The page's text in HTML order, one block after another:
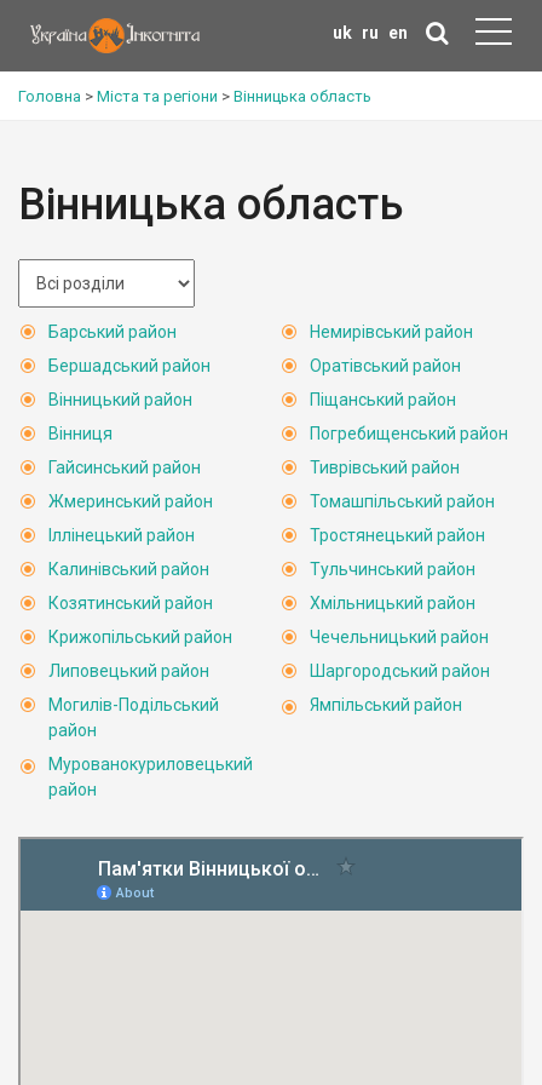
uk ru en
Головна > Міста та регіони > Вінницька область
Вінницька область
Барський район
Бершадський район
Вінницький район
Вінниця
Гайсинський район
Жмеринський район
Іллінецький район
Калинівський район
Козятинський район
Крижопільський район
Липовецький район
Могилів-Подільський
район
Мурованокуриловецький
район
Немирівський район
Оратівський район
Піщанський район
Погребищенський район
Тиврівський район
Томашпільський район
Тростянецький район
Тульчинський район
Хмільницький район
Чечельницький район
Шаргородський район
Ямпільський район